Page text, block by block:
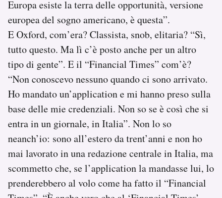
Europa esiste la terra delle opportunità, versione
europea del sogno americano, è questa”.
E Oxford, com’era? Classista, snob, elitaria? “Sì,
tutto questo. Ma lì c’è posto anche per un altro
tipo di gente”. E il “Financial Times” com’è?
“Non conoscevo nessuno quando ci sono arrivato.
Ho mandato un’application e mi hanno preso sulla
base delle mie credenziali. Non so se è così che si
entra in un giornale, in Italia”. Non lo so
neanch’io: sono all’estero da trent’anni e non ho
mai lavorato in una redazione centrale in Italia, ma
scommetto che, se l’application la mandasse lui, lo
prenderebbero al volo come ha fatto il “Financial